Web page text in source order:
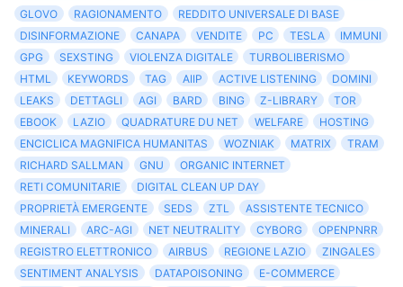
GLOVO
RAGIONAMENTO
REDDITO UNIVERSALE DI BASE
DISINFORMAZIONE
CANAPA VENDITE PC TESLA
IMMUNI
GPG
SEXSTING VIOLENZA DIGITALE
TURBOLIBERISMO
HTML
KEYWORDS TAG AIIP ACTIVE LISTENING
DOMINI
LEAKS
DETTAGLI AGI BARD BING Z-LIBRARY
TOR
EBOOK
LAZIO QUADRATURE DU NET WELFARE
HOSTING
ENCICLICA MAGNIFICA HUMANITAS
WOZNIAK MATRIX
TRAM
RICHARD SALLMAN
GNU
ORGANIC INTERNET
RETI COMUNITARIE
DIGITAL CLEAN UP DAY
PROPRIETÀ EMERGENTE
SEDS ZTL
ASSISTENTE TECNICO
MINERALI
ARC-AGI NET NEUTRALITY CYBORG
OPENPNRR
REGISTRO ELETTRONICO
AIRBUS REGIONE LAZIO
ZINGALES
SENTIMENT ANALYSIS
DATAPOISONING E-COMMERCE